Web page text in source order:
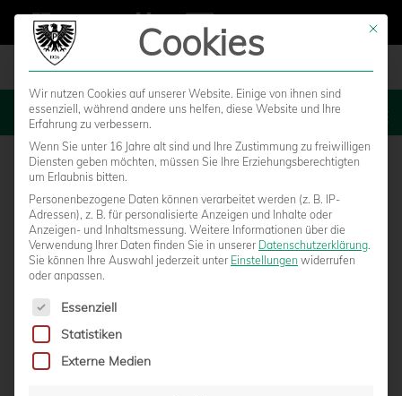
MENU
DANIEL KYEREWAA IST ERSTER
Mit
Cookies
Wir nutzen Cookies auf unserer Website. Einige von ihnen sind
essenziell, während andere uns helfen, diese Website und Ihre
Erfahrung zu verbessern.
Wenn Sie unter 16 Jahre alt sind und Ihre Zustimmung zu freiwilligen
Diensten geben möchten, müssen Sie Ihre Erziehungsberechtigten
um Erlaubnis bitten.
Personenbezogene Daten können verarbeitet werden (z. B. IP-
Adressen), z. B. für personalisierte Anzeigen und Inhalte oder
Anzeigen- und Inhaltsmessung. Weitere Informationen über die
Verwendung Ihrer Daten finden Sie in unserer Datenschutzerklärung.
Sie können Ihre Auswahl jederzeit unter Einstellungen widerrufen
oder anpassen.
Es folgt eine Liste der Service-Gruppen, für die eine
Essenziell
Statistiken
Externe Medien